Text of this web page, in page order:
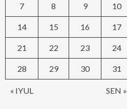
« IYUL SEN »
7 8 9 10
14 15 16 17
21 22 23 24
28 29 30 31